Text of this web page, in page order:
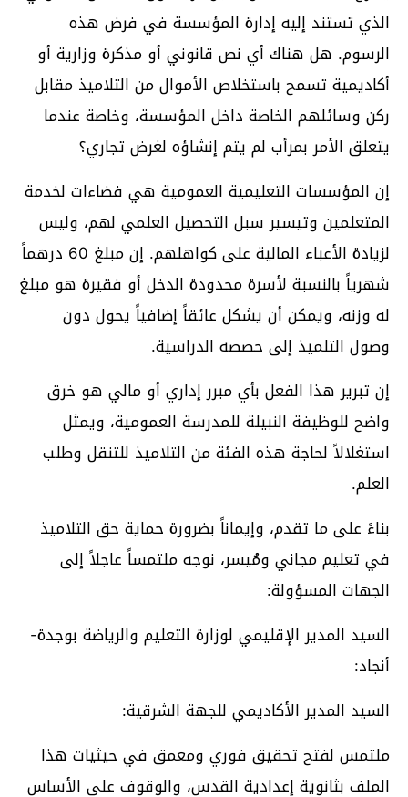
الذي تستند إليه إدارة المؤسسة في فرض هذه
الرسوم. هل هناك أي نص قانوني أو مذكرة وزارية أو
أكاديمية تسمح باستخلاص الأموال من التلاميذ مقابل
ركن وسائلهم الخاصة داخل المؤسسة، وخاصة عندما
يتعلق الأمر بمرأب لم يتم إنشاؤه لغرض تجاري؟
إن المؤسسات التعليمية العمومية هي فضاءات لخدمة
المتعلمين وتيسير سبل التحصيل العلمي لهم، وليس
لزيادة الأعباء المالية على كواهلهم. إن مبلغ 60 درهماً
شهرياً بالنسبة لأسرة محدودة الدخل أو فقيرة هو مبلغ
له وزنه، ويمكن أن يشكل عائقاً إضافياً يحول دون
وصول التلميذ إلى حصصه الدراسية.
إن تبرير هذا الفعل بأي مبرر إداري أو مالي هو خرق
واضح للوظيفة النبيلة للمدرسة العمومية، ويمثل
استغلالاً لحاجة هذه الفئة من التلاميذ للتنقل وطلب
العلم.
بناءً على ما تقدم، وإيماناً بضرورة حماية حق التلاميذ
في تعليم مجاني ومُيسر، نوجه ملتمساً عاجلاً إلى
الجهات المسؤولة:
السيد المدير الإقليمي لوزارة التعليم والرياضة بوجدة-
أنجاد:
السيد المدير الأكاديمي للجهة الشرقية:
ملتمس لفتح تحقيق فوري ومعمق في حيثيات هذا
الملف بثانوية إعدادية القدس، والوقوف على الأساس